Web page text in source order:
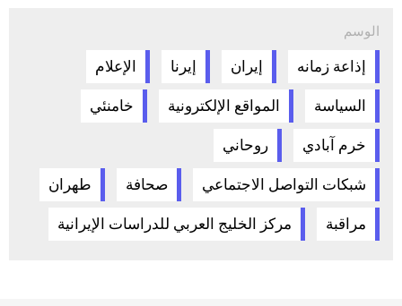
الوسم
إذاعة زمانه إيران إيرنا الإعلام
السياسة المواقع الإلكترونية خامنئي
خرم آبادي روحاني
شبكات التواصل الاجتماعي صحافة طهران
مراقبة مركز الخليج العربي للدراسات الإيرانية